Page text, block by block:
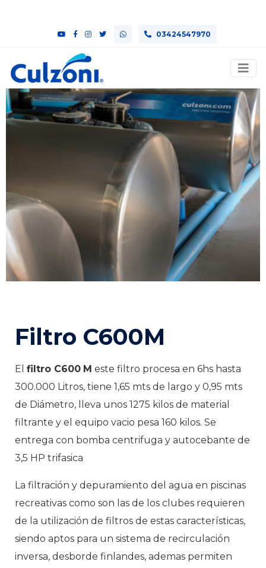
03424547970
Filtro C600M
El filtro C600 M este filtro procesa en 6hs hasta
300.000 Litros, tiene 1,65 mts de largo y 0,95 mts
de Diámetro, lleva unos 1275 kilos de material
filtrante y el equipo vacio pesa 160 kilos. Se
entrega con bomba centrifuga y autocebante de
3,5 HP trifasica
La filtración y depuramiento del agua en piscinas
recreativas como son las de los clubes requieren
de la utilización de filtros de estas características,
siendo aptos para un sistema de recirculación
inversa, desborde finlandes, ademas permiten